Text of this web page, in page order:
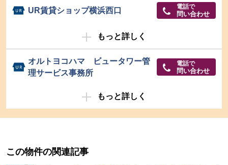
UR賃貸ショップ横浜西口 電話で
問い合わせ
もっと詳しく
オルトヨコハマ ビュータワー管
理サービス事務所
電話で
問い合わせ
もっと詳しく
この物件の関連記事